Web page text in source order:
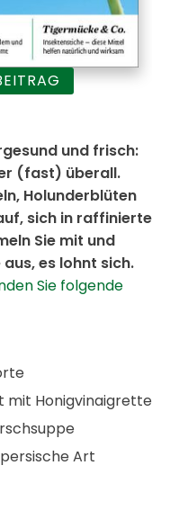
und frisch:
(fast) überall.
Holunderblüten
sich in raffinierte
Sie mit und
es lohnt sich.
Sie folgende
mit Honigvinaigrette
Art